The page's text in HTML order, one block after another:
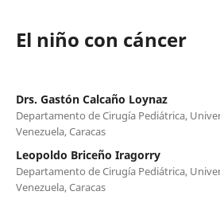
El niño con cáncer
Drs. Gastón Calcaño Loynaz
Departamento de Cirugía Pediátrica,
Venezuela, Caracas
Leopoldo Briceño Iragorry
Departamento de Cirugía Pediátrica,
Venezuela, Caracas